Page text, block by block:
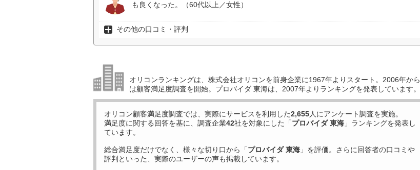
も良くなった。（60代以上／女性）
その他の口コミ・評判
オリコンランキングは、株式会社オリコンを前身企業に1967年よりスタート。2006年から
は顧客満足度調査を開始。プロバイダ 東海は、2007年よりランキングを発表しています。
オリコン顧客満足度調査では、実際にサービスを利用した2,655人にアンケート調査を実施。
満足度に関する回答を基に、調査企業42社を対象にした「プロバイダ 東海 」ランキングを発表し
ています。
総合満足度だけでなく、様々な切り口から「プロバイダ 東海 」を評価。さらに回答者の口コミや
評判といった、実際のユーザーの声も掲載しています。